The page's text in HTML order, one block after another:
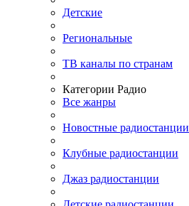
Детские
Региональные
ТВ каналы по странам
Категории Радио
Все жанры
Новостные радиостанции
Клубные радиостанции
Джаз радиостанции